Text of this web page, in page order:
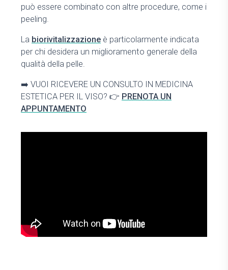
può essere combinato con altre procedure, come i
peeling.
La biorivitalizzazioneè particolarmente indicata
per chi desidera un miglioramento generale della
qualità della pelle.
➡️ VUOI RICEVERE UN CONSULTO IN MEDICINA
ESTETICA PER IL VISO? 👉 PRENOTA UN
APPUNTAMENTO